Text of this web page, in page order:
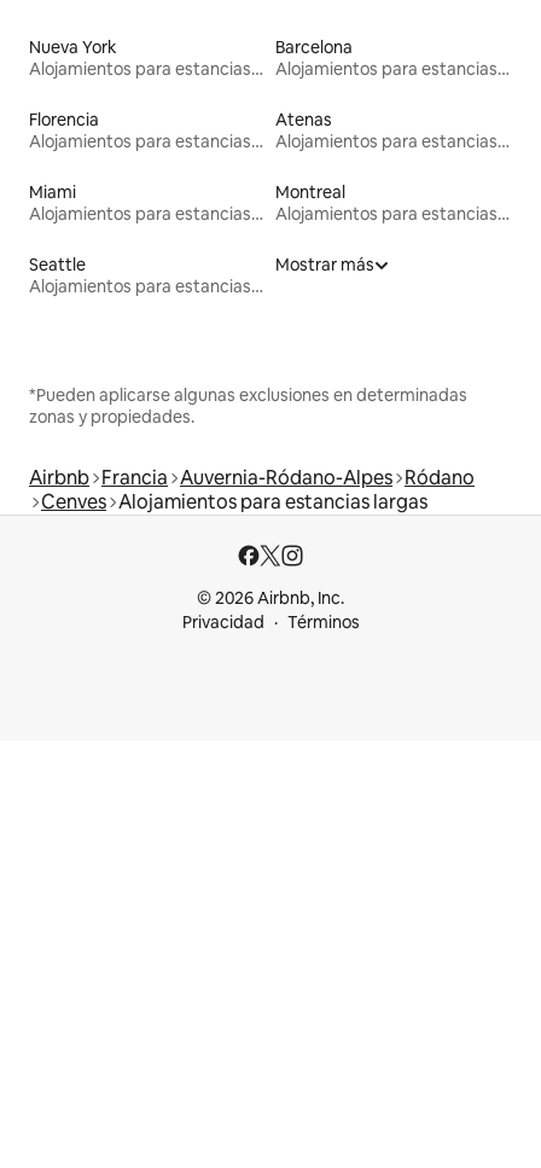
Nueva York
Alojamientos para estancias largas
Barcelona
Alojamientos para estancias largas
Florencia
Alojamientos para estancias largas
Atenas
Alojamientos para estancias largas
Miami
Alojamientos para estancias largas
Montreal
Alojamientos para estancias largas
Seattle
Alojamientos para estancias largas
Mostrar más
*Pueden aplicarse algunas exclusiones en determinadas
zonas y propiedades.
Airbnb Francia Auvernia-Ródano-Alpes Ródano
Cenves Alojamientos para estancias largas
© 2026 Airbnb, Inc.
Privacidad
Términos